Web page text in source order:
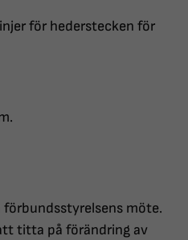
för hederstecken för
möte.
titta på förändring av